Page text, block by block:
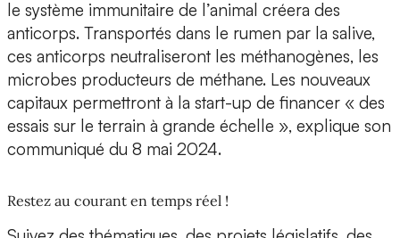
le système immunitaire de l’animal créera des
anticorps. Transportés dans le rumen par la salive,
ces anticorps neutraliseront les méthanogènes, les
microbes producteurs de méthane. Les nouveaux
capitaux permettront à la start-up de financer « des
essais sur le terrain à grande échelle », explique son
communiqué du 8 mai 2024.
Restez au courant en temps réel !